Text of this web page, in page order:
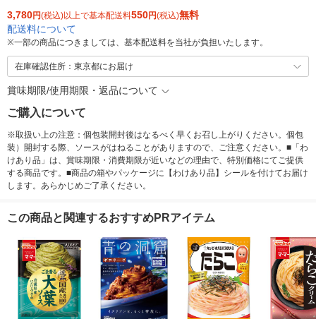
3,780円(税込)以上で基本配送料550円(税込)無料
配送料について
※一部の商品につきましては、基本配送料を当社が負担いたします。
在庫確認住所：東京都にお届け
賞味期限/使用期限・返品について
ご購入について
※取扱い上の注意：個包装開封後はなるべく早くお召し上がりください。個包
装）開封する際、ソースがはねることがありますので、ご注意ください。■「わ
けあり品」は、賞味期限・消費期限が近いなどの理由で、特別価格にてご提供
する商品です。■商品の箱やパッケージに【わけあり品】シールを付けてお届け
します。あらかじめご了承ください。
この商品と関連するおすすめPRアイテム